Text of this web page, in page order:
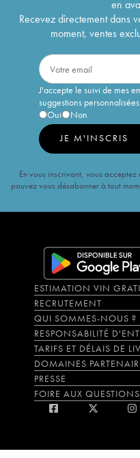
en
Recevez directement dans
moment, ventes
J'accepte le suivi de mes
suggestions personnalisées
Oui
Non
JE M'INSCRIS
En vous inscrivant, vous
pouvez vous désabonner à tout
ESTIMATION VIN
RECRUTEMENT
QUI SOMMES-NOUS ?
RESPONSABILITÉ
TARIFS ET DÉLAIS DE
DOMAINES
PRESSE
FOIRE AUX QUESTIONS